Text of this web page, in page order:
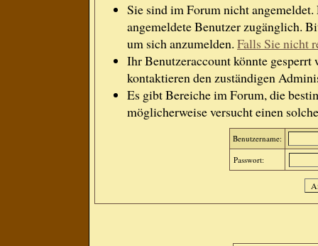
Sie sind im Forum nicht
angemeldete Benutzer zugänglich.
um sich anzumelden. Falls Sie nicht
Ihr Benutzeraccount könnte gesperrt
kontaktieren den zuständigen
Es gibt Bereiche im Forum, die
möglicherweise versucht einen
Benutzername:
Passwort: